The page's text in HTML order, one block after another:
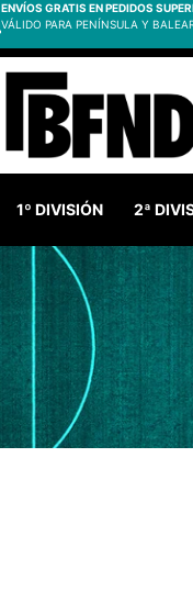
ENVÍOS GRATIS EN PEDIDOS
VÁLIDO PARA PENÍNSULA Y
1º DIVISIÓN 2ª